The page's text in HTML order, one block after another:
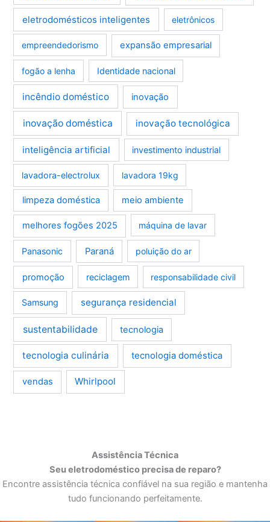
eletrodomésticos inteligentes eletrônicos
empreendedorismo expansão empresarial
fogão a lenha Identidade nacional
incêndio doméstico inovação
inovação doméstica inovação tecnológica
inteligência artificial investimento industrial
lavadora-electrolux lavadora 19kg
limpeza doméstica meio ambiente
melhores fogões 2025 máquina de lavar
Panasonic Paraná poluição do ar
promoção reciclagem responsabilidade civil
Samsung segurança residencial
sustentabilidade tecnologia
tecnologia culinária tecnologia doméstica
vendas Whirlpool
Assistência Técnica
Seu eletrodoméstico precisa de reparo?
Encontre assistência técnica confiável na sua região e mantenha
tudo funcionando perfeitamente.